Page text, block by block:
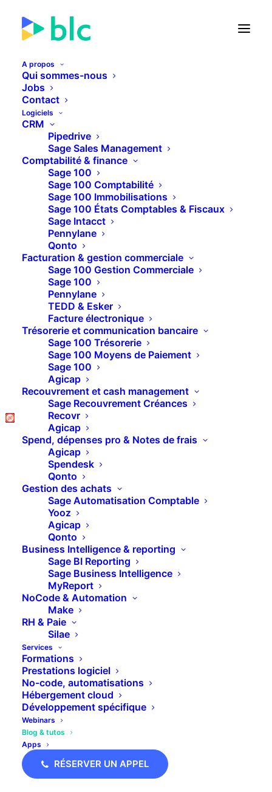
A propos
Qui sommes-nous
Jobs
Contact
Logiciels
CRM
Pipedrive
Sage Sales Management
Comptabilité & finance
Sage 100
Sage 100 Comptabilité
Sage 100 Immobilisations
Sage 100 États Comptables & Fiscaux
Sage Intacct
Pennylane
Qonto
Facturation & gestion commerciale
Sage 100 Gestion Commerciale
Sage 100
Pennylane
TEDD & Esker
Facture électronique
Trésorerie et communication bancaire
Sage 100 Trésorerie
Sage 100 Moyens de Paiement
Sage 100
Agicap
Recouvrement et cash management
Sage Recouvrement Créances
Recovr
Agicap
Spend, dépenses pro & Notes de frais
Agicap
Spendesk
Qonto
Gestion des achats
Sage Automatisation Comptable
Yooz
Agicap
Qonto
Business Intelligence & reporting
Sage BI Reporting
Sage Business Intelligence
MyReport
NoCode & Automation
Make
RH & Paie
Silae
Services
Formations
Prestations logiciel
No-code, automatisations
Hébergement cloud
Développement spécifique
Webinars
Blog & tutos
Apps
RÉSERVER UN APPEL
🚀 Lancement de la Facture
25JOURS10HEURES45
PLUS D'INFOS
Pipedrive – Le planificateur de rendez-
vous
Replay Webinar : Sage ACS – Les
workflow v2 👻